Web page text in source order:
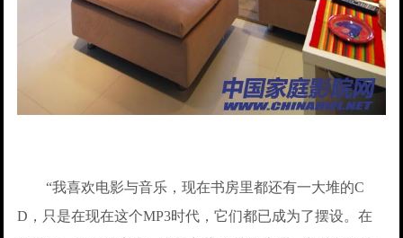
“我喜欢电影与音乐，现在书房里都还有一大堆的C
D，只是在现在这个MP3时代，它们都已成为了摆设。在